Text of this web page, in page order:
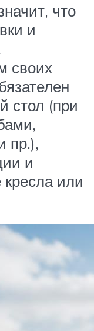
что
и
своих
стол (при
пр.),
и
или